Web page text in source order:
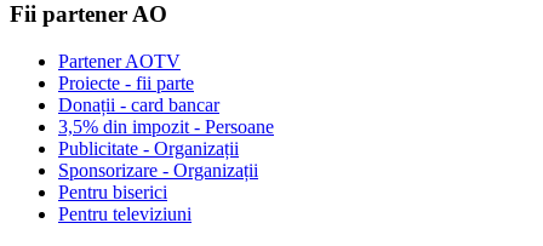
Fii partener AO
Partener AOTV
Proiecte - fii parte
Donații - card bancar
3,5% din impozit - Persoane
Publicitate - Organizații
Sponsorizare - Organizații
Pentru biserici
Pentru televiziuni